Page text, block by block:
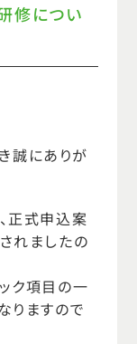
修につい
誠にありが
正式申込案
れましたの
ク項目の一
りますので